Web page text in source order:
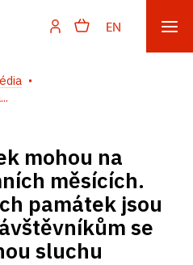
EN
mohou na
měsících.
památek jsou
se
sluchu